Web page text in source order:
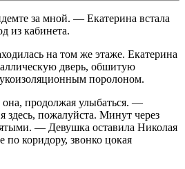
за мной. — Екатерина встала
из кабинета.
на том же этаже. Екатерина
дверь, обшитую
поролоном.
продолжая улыбаться. —
здесь, пожалуйста. Минут через
— Девушка оставила Николая
по коридору, звонко цокая